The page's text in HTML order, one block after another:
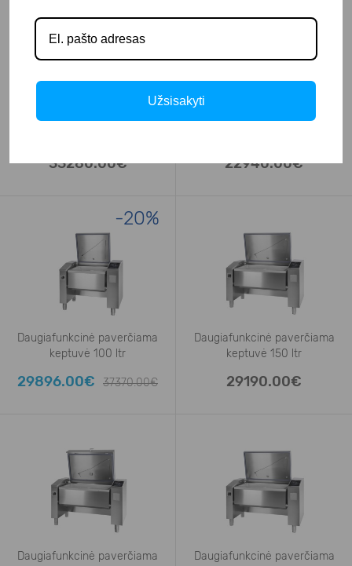
Daugiafunkcinė paverčiama
33280.00€
Daugiafunkcinė paverčiama
22940.00€
-20%
Daugiafunkcinė paverčiama
keptuvė 100 ltr
29896.00€ 37370.00€
Daugiafunkcinė paverčiama
keptuvė 150 ltr
29190.00€
Daugiafunkcinė paverčiama
Daugiafunkcinė paverčiama
Užsisakyti